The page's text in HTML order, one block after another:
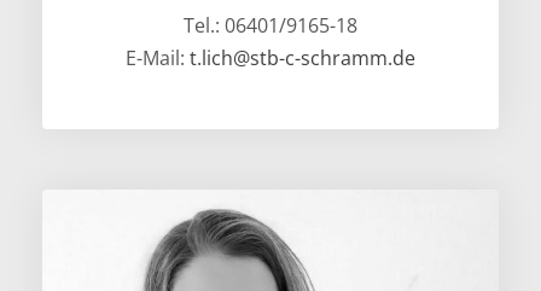
Tel.: 06401/9165-18
E-Mail: t.lich@stb-c-schramm.de